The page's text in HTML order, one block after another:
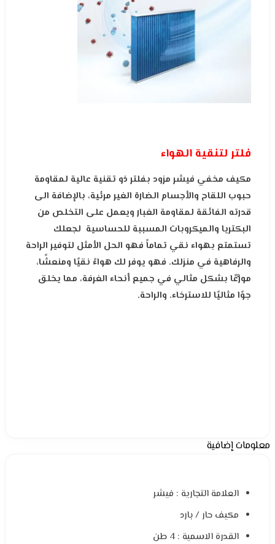
فلتر لتنقية الهواء
مكيف مخفي فيشر مزود بفلتر ذو تقنية عالية لمقاومة
حبوب اللقاح والأجسام الضارة الغير مرئية، بالإضافة الى
قدرته الفائقة لمقاومة الغبار ويعمل على التخلص من
البكتريا والميكروبات المسببة للحساسية لجعلك
تستمتع بهواء نقي تماماً فهو الحل الأمثل لتوفير الراحة
والرفاهية في منزلك. فهو يوفر لك هواءً نقيًا ومنعشًا،
موزَّعًا بشكل مثالي في جميع أنحاء الغرفة، مما يخلق
جوًا مثاليًا للاسترخاء. والراحة.
معلومات إضافية
العلامة التجارية : فيشر
مكيف حار / بارد
القدرة الاسمية : 4 طن